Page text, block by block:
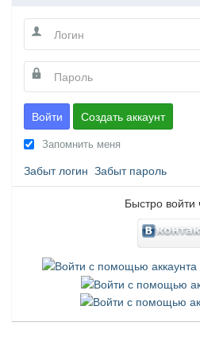
Войти Создать аккаунт
Запомнить меня
Забыт логин Забыт пароль
Быстро войти